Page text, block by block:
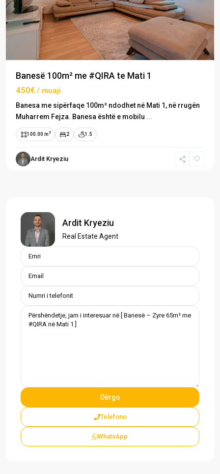
Banesë 100m² me #QIRA te Mati 1
450€ / muaji
Banesa me sipërfaqe 100m² ndodhet në Mati 1, në rrugën
Muharrem Fejza. Banesa është e mobilu ...
100.00 m 2 2 1.5
Ardit Kryeziu
Ardit Kryeziu
Real Estate Agent
Telefono
WhatsApp